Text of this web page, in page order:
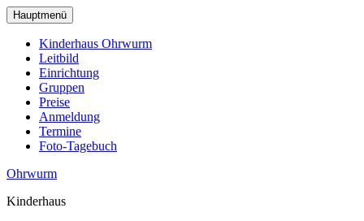
zum
Hauptinhalt
wechseln
Hauptmenü
Kinderhaus Ohrwurm
Leitbild
Einrichtung
Gruppen
Preise
Anmeldung
Termine
Foto-Tagebuch
Ohrwurm
Kinderhaus